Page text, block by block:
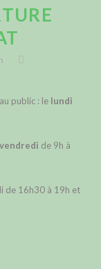
public : le lundi
vendredi de 9h à
de 16h30 à 19h et